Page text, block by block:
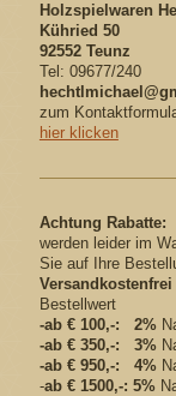
Holzspielwaren
Kühried 50
92552 Teunz
Tel: 09677/240
zum
hier klicken
Achtung Rabatte:
werden leider im
Sie auf Ihre
Versandkostenfrei
Bestellwert
-ab € 100,-: 2%
-ab € 350,-: 3%
-ab € 950,-: 4%
-ab € 1500,-: 5%